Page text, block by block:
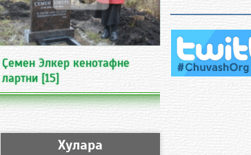
Ҫемен Элкер кенотафне
лартни[15]
Хулара